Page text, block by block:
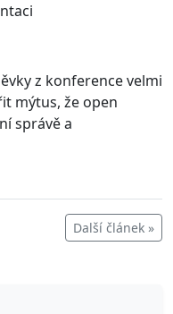
z konference velmi
mýtus, že open
správě a
Další článek »